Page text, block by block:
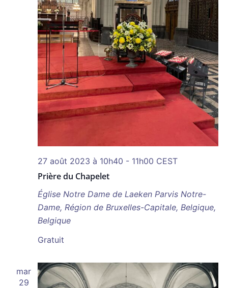
Prière du Chapelet
27 août 2023 à 10h40 - 11h00 CEST
Église Notre Dame de Laeken Parvis Notre-
Dame, Région de Bruxelles-Capitale, Belgique,
Belgique
Gratuit
mar
29